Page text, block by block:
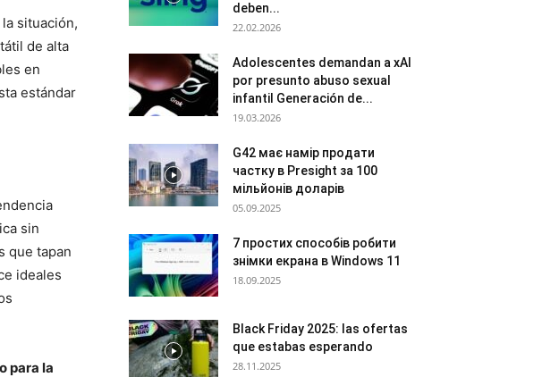
situación,
de alta
en
estándar
sin
que tapan
ideales
para la
deben...
22.02.2026
Adolescentes demandan a xAI
por presunto abuso sexual
infantil Generación de...
19.03.2026
G42 має намір продати
частку в Presight за 100
мільйонів доларів
05.09.2025
7 простих способів робити
знімки екрана в Windows 11
18.09.2025
Black Friday 2025: las ofertas
que estabas esperando
28.11.2025